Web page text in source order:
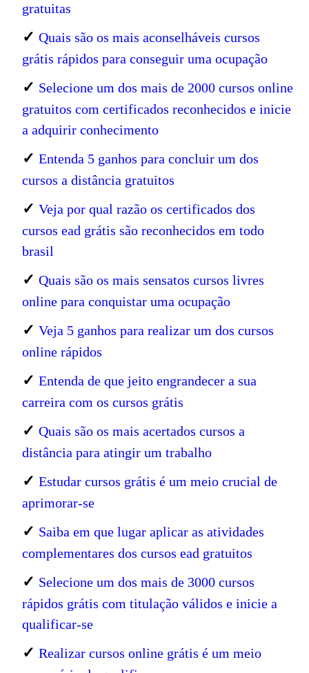
gratuitas
✓ Quais são os mais aconselháveis cursos
grátis rápidos para conseguir uma ocupação
✓ Selecione um dos mais de 2000 cursos online
gratuitos com certificados reconhecidos e inicie
a adquirir conhecimento
✓ Entenda 5 ganhos para concluir um dos
cursos a distância gratuitos
✓ Veja por qual razão os certificados dos
cursos ead grátis são reconhecidos em todo
brasil
✓ Quais são os mais sensatos cursos livres
online para conquistar uma ocupação
✓ Veja 5 ganhos para realizar um dos cursos
online rápidos
✓ Entenda de que jeito engrandecer a sua
carreira com os cursos grátis
✓ Quais são os mais acertados cursos a
distância para atingir um trabalho
✓ Estudar cursos grátis é um meio crucial de
aprimorar-se
✓ Saiba em que lugar aplicar as atividades
complementares dos cursos ead gratuitos
✓ Selecione um dos mais de 3000 cursos
rápidos grátis com titulação válidos e inicie a
qualificar-se
✓ Realizar cursos online grátis é um meio